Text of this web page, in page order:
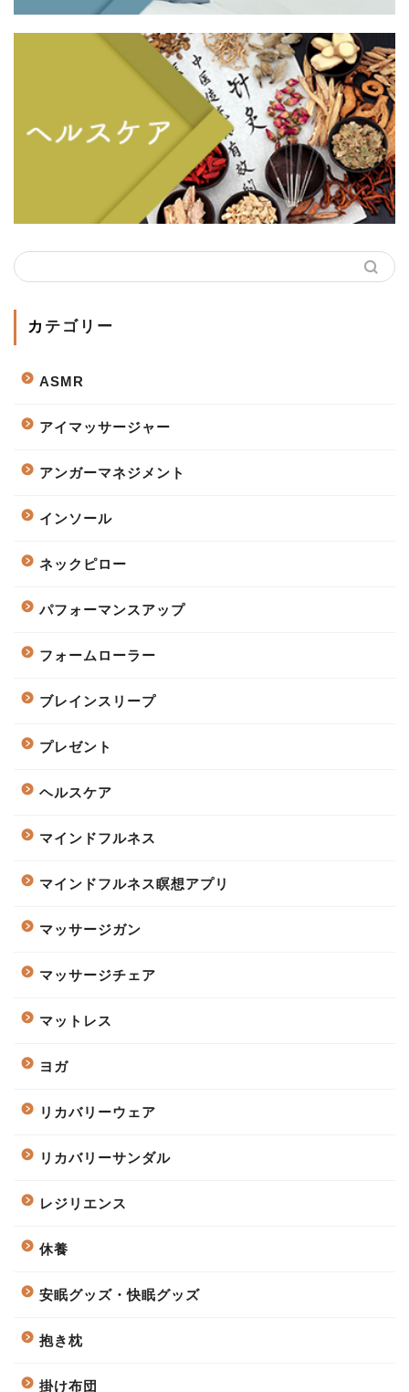
カテゴリー
ASMR
アイマッサージャー
アンガーマネジメント
インソール
ネックピロー
パフォーマンスアップ
フォームローラー
ブレインスリープ
プレゼント
ヘルスケア
マインドフルネス
マインドフルネス瞑想アプリ
マッサージガン
マッサージチェア
マットレス
ヨガ
リカバリーウェア
リカバリーサンダル
レジリエンス
休養
安眠グッズ・快眠グッズ
抱き枕
掛け布団